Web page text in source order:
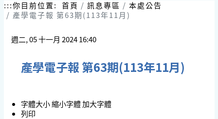
跳:::你目前位置: 首頁 訊息專區
本處公告
產學電子報 第63期(113年11月)
週二, 05 十一月 2024 16:40
產學電子報 第63期(113年11月)
字體大小縮小字體加大字體
列印